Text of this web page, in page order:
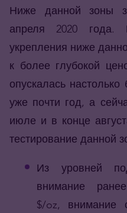
Ниже данной зоны
апреля 2020
укрепления ниже
к более глубокой
опускалась
уже почти год, а
июле и в конце
тестирование данной
Из уровней
внимание
$/oz, внимание